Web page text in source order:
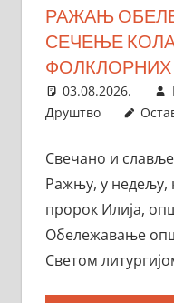
РАЖАЊ
СЕЧЕЊЕ
ФОЛКЛОРНИХ
03.08.2026.
Друштво
Свечано и
Ражњу, у недељу,
пророк Илија,
Обележавање
Светом